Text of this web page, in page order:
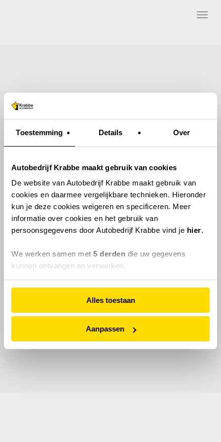
Toestemming Details Over
Autobedrijf Krabbe maakt gebruik van cookies
De website van Autobedrijf Krabbe maakt gebruik van
cookies en daarmee vergelijkbare technieken. Hieronder
kun je deze cookies weigeren en specificeren. Meer
informatie over cookies en het gebruik van
persoonsgegevens door Autobedrijf Krabbe vind je hier.
We werken samen met 5 derden die uw gegevens
kunnen ontvangen en verwerken.
Alles toestaan
Aanpassen
Menu